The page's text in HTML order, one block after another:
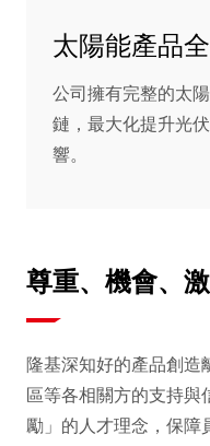
太陽能產品
公司擁有完整的太
鏈，最大化提升光
響。
尊重、機會、
隆基深知好的產品創造
區等各相關方的支持與
勵」的人才理念，保障